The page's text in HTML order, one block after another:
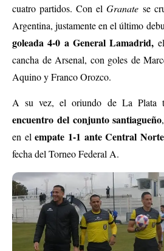
cuatro partidos. Con elGranate se
Argentina, justamente en el último
goleada 4-0 a General Lamadrid,
cancha de Arsenal, con goles de
Aquino y Franco Orozco.
A su vez, el oriundo de La Plata
encuentro del conjunto santiagueño
en elempate 1-1 ante Central
fecha del Torneo Federal A.